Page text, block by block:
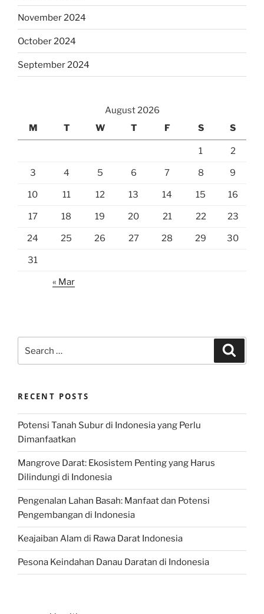
November 2024
October 2024
September 2024
August 2026
M
T W T F S S
1 2
3 4 5 6 7 8 9
10 11 12 13 14 15 16
17 18 19 20 21 22 23
24 25 26 27 28 29 30
31
« Mar
for:
RECENT POSTS
Potensi Tanah Subur di Indonesia yang Perlu
Dimanfaatkan
Mangrove Darat: Ekosistem Penting yang Harus
Dilindungi di Indonesia
Pengenalan Lahan Basah: Manfaat dan Potensi
Pengembangan di Indonesia
Keajaiban Alam di Rawa Darat Indonesia
Pesona Keindahan Danau Daratan di Indonesia